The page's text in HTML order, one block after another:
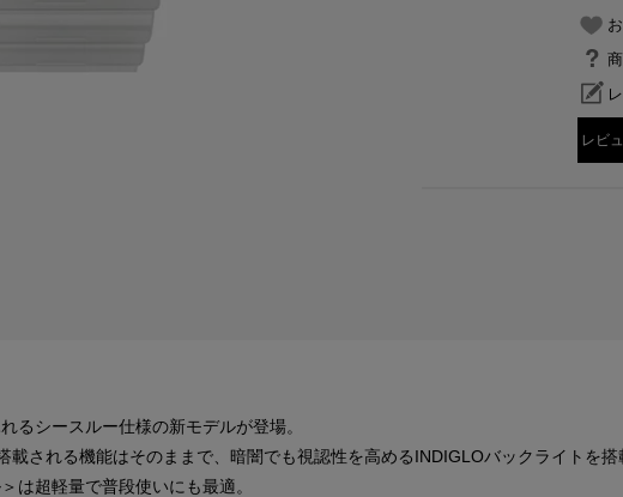
レビ
るシースルー仕様の新モデルが登場。
される機能はそのままで、暗闇でも視認性を高めるINDIGLOバックライトを搭
は超軽量で普段使いにも最適。